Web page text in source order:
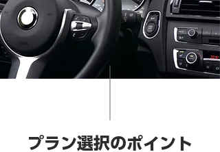
プラン選択のポイント